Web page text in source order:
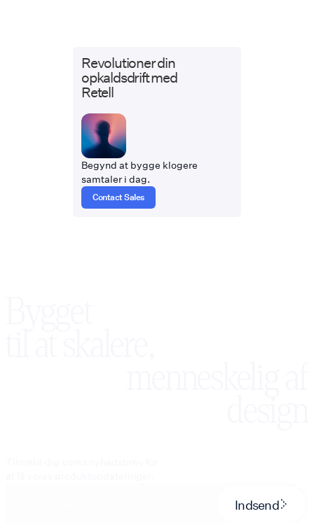
Revolutioner din
opkaldsdrift med
Retell
Begynd at bygge klogere
samtaler i dag.
Contact Sales
Indsend